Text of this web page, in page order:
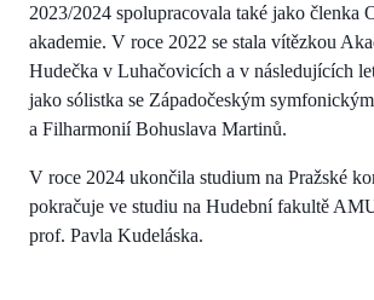
2023/2024 spolupracovala také jako členka
akademie. V roce 2022 se stala vítězkou
Hudečka v Luhačovicích a v následujících
jako sólistka se Západočeským
a Filharmonií Bohuslava Martinů.
V roce 2024 ukončila studium na Pražské
pokračuje ve studiu na Hudební fakultě
prof. Pavla Kudeláska.